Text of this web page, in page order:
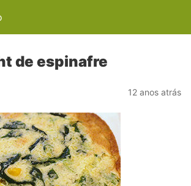
de espinafre
12 anos atrás